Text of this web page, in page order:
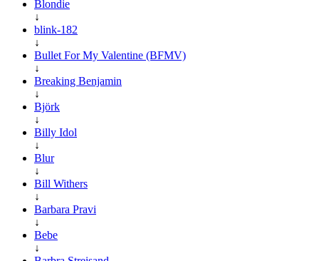
Blondie
↓
blink-182
↓
Bullet For My Valentine (BFMV)
↓
Breaking Benjamin
↓
Björk
↓
Billy Idol
↓
Blur
↓
Bill Withers
↓
Barbara Pravi
↓
Bebe
↓